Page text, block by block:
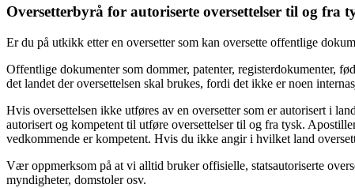
Oversetterbyrå for autoriserte oversettelser til og fra
Er du på utkikk etter en oversetter som kan oversette offentlige
Offentlige dokumenter som dommer, patenter, registerdokumenter,
det landet der oversettelsen skal brukes, fordi det ikke er noen
Hvis oversettelsen ikke utføres av en oversetter som er autorisert i
autorisert og kompetent til utføre oversettelser til og fra tysk.
vedkommende er kompetent. Hvis du ikke angir i hvilket land
Vær oppmerksom på at vi alltid bruker offisielle, statsautoriserte
myndigheter, domstoler osv.